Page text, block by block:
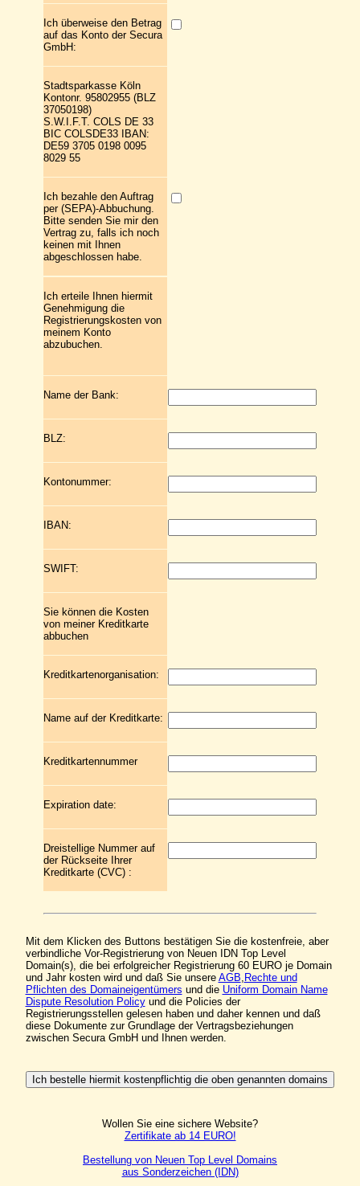
Ich überweise den Betrag
auf das Konto der Secura
GmbH:
Stadtsparkasse Köln
Kontonr. 95802955 (BLZ
37050198)
S.W.I.F.T. COLS DE 33
BIC COLSDE33 IBAN:
DE59 3705 0198 0095
8029 55
Ich bezahle den Auftrag
per (SEPA)-Abbuchung.
Bitte senden Sie mir den
Vertrag zu, falls ich noch
keinen mit Ihnen
abgeschlossen habe.
Ich erteile Ihnen hiermit
Genehmigung die
Registrierungskosten von
meinem Konto
abzubuchen.
Name der Bank:
BLZ:
Kontonummer:
IBAN:
SWIFT:
Sie können die Kosten
von meiner Kreditkarte
abbuchen
Kreditkartenorganisation:
Name auf der Kreditkarte:
Kreditkartennummer
Expiration date:
Dreistellige Nummer auf
der Rückseite Ihrer
Kreditkarte (CVC) :
Mit dem Klicken des Buttons bestätigen Sie die kostenfreie, aber
verbindliche Vor-Registrierung von Neuen IDN Top Level
Domain(s), die bei erfolgreicher Registrierung 60 EURO je Domain
und Jahr kosten wird und daß Sie unsere AGB, Rechte und
Pflichten des Domaineigentümers und die Uniform Domain Name
Dispute Resolution Policyund die Policies der
Registrierungsstellen gelesen haben und daher kennen und daß
diese Dokumente zur Grundlage der Vertragsbeziehungen
zwischen Secura GmbH und Ihnen werden.
Wollen Sie eine sichere Website?
Zertifikate ab 14 EURO!
Bestellung von Neuen Top Level Domains
aus Sonderzeichen (IDN)